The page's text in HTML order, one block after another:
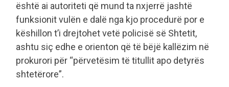
është ai autoriteti që mund ta nxjerrë jashtë
funksionit vulën e dalë nga kjo procedurë por e
këshillon t’i drejtohet vetë policisë së Shtetit,
ashtu siç edhe e orienton që të bëjë kallëzim në
prokurori për “përvetësim të titullit apo detyrës
shtetërore”.